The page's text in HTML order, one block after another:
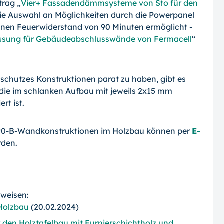
„Vier+ Fassadendämmsysteme von Sto für den
Auswahl an Möglichkeiten durch die Powerpanel
Feuerwiderstand von 90 Minuten ermöglicht -
für Gebäudeabschlusswände von Fermacell“
Konstruktionen parat zu haben, gibt es
im schlanken Aufbau mit jeweils 2x15 mm
ist.
B-Wandkonstruktionen im Holzbau können per E-
(20.02.2024)